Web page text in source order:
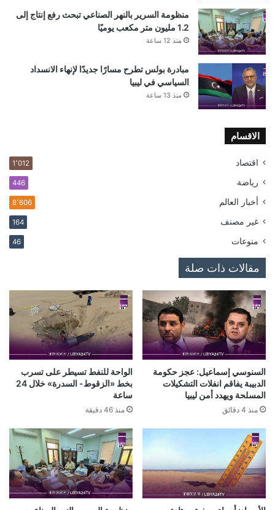
منظومة السرير بالنهر الصناعي تبحث رفع إنتاج إلى
1.2 مليون متر مكعب يوميًا
منذ 12 ساعة
مبادرة بولس تطرح مسارًا جديدًا لإنهاء الانسداد
السياسي في ليبيا
منذ 13 ساعة
الاقسام
اقتصاد 1٬012
رياضة 446
أخبار العالم 8٬606
غير مصنف 164
منوعات 46
مقالات ذات صلة
السنوسي إسماعيل: عجز حكومة
الدبيبة يفاقم انفلات التشكيلات
المسلحة ويهدد أمن ليبيا
منذ 4 دقائق
الواحة للنفط تسيطر على تسرب
بخط «الزقوط- السدرة» خلال 24
ساعة
منذ 46 دقيقة